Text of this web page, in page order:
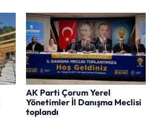
AK Parti Çorum Yerel
Yönetimler İl Danışma Meclisi
toplandı